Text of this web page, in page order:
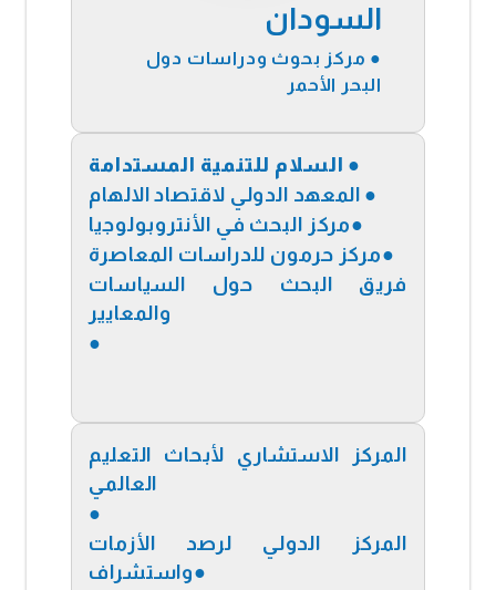
السودان
● مركز بحوث ودراسات دول
البحر الأحمر
السلام للتنمية المستدامة ●
المعهد الدولي لاقتصاد الالهام ●
مركز البحث في الأنتروبولوجيا●
مركز حرمون للدراسات المعاصرة●
فريق البحث حول السياسات
والمعايير
●
المركز الاستشاري لأبحاث التعليم
العالمي
●
المركز الدولي لرصد الأزمات
واستشراف●